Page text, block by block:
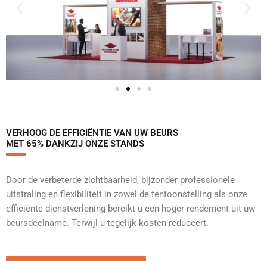
VERHOOG DE EFFICIËNTIE VAN UW BEURS
MET 65% DANKZIJ ONZE STANDS
Door de verbeterde zichtbaarheid, bijzonder professionele
uitstraling en flexibiliteit in zowel de tentoonstelling als onze
efficiënte dienstverlening bereikt u een hoger rendement uit uw
beursdeelname. Terwijl u tegelijk kosten reduceert.